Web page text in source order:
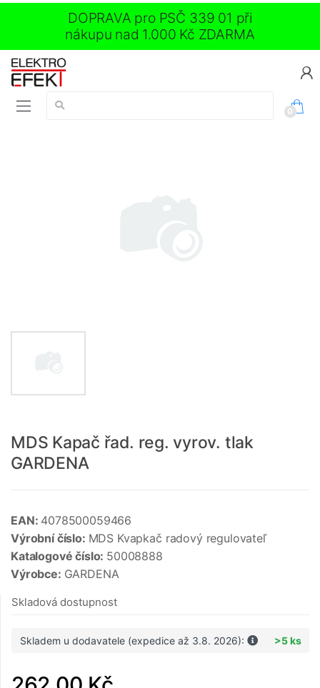
DOPRAVA pro PSČ 339 01 při
nákupu nad 1.000 Kč ZDARMA
Vyhledávání:
0
MDS Kapač řad. reg. vyrov. tlak
GARDENA
EAN: 4078500059466
Výrobní číslo: MDS Kvapkač radový regulovateľ
Katalogové číslo: 50008888
Výrobce: GARDENA
Skladová dostupnost
Skladem u dodavatele (expedice až 3.8. 2026): >5 ks